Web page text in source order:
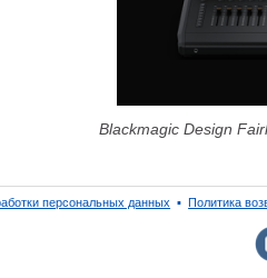
Blackmagic Design
персональных данных ▪ Политика